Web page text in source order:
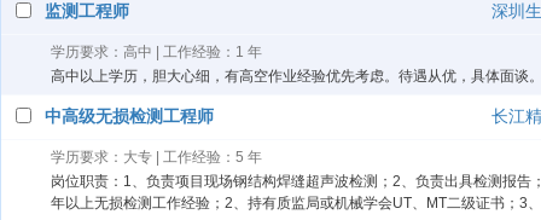
监测工程师 深圳
学历要求：高中 | 工作经验：1 年
高中以上学历，胆大心细，有高空作业经验优先考虑。待遇从优，具体面谈
中高级无损检测工程师 长江
学历要求：大专 | 工作经验：5 年
岗位职责：1、负责项目现场钢结构焊缝超声波检测；2、负责出具检测报
年以上无损检测工作经验；2、持有质监局或机械学会UT、MT二级证书；3